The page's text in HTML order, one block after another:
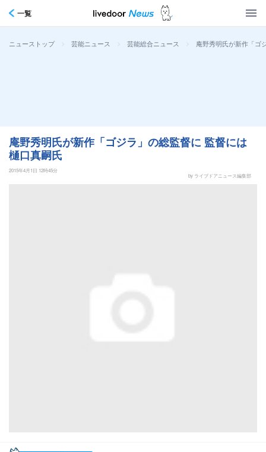
一覧
ニューストップ > 芸能ニュース > 芸能総合ニュース > 庵野秀明氏が新作「ゴ
庵野秀明氏が新作「ゴジラ」の総監督に 監督には
樋口真嗣氏
2015年4月1日 12時45分
by ライブドアニュース編集部